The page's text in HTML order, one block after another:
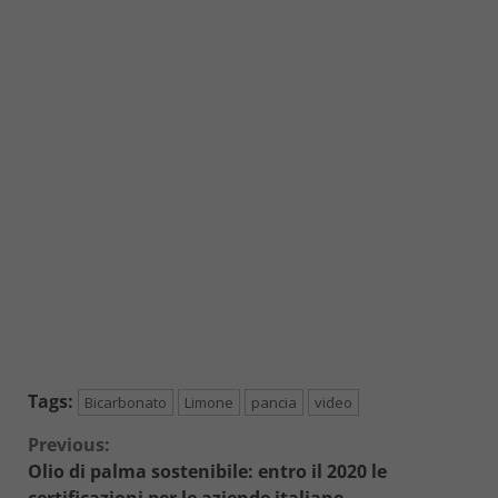
Tags: Bicarbonato Limone pancia video
Continue
Previous:
Olio di palma sostenibile: entro il 2020 le